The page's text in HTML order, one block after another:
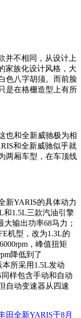
并不相同，从设计上
家族化设计风格，大
色八字胡须。而前脸
是在格栅造型上有所
也和全新威驰极为相
和全新威驰似乎就
两厢车型，在车顶线
新YARIS的具体动力
和1.5L三款汽油引擎
输出功率68马力；
机型，改为1.3L的
，峰值扭矩
降低到了
所采用1.5L发动
样包含手动和自动
自动变速器从四速
田全新YARIS于8月